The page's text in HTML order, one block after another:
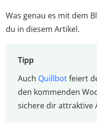
Was genau es mit dem
du in diesem Artikel.
Tipp
Auch Quillbotfeiert
den kommenden
sichere dir attraktive